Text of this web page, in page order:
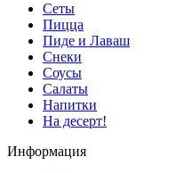
Сеты
Пицца
Пиде и Лаваш
Снеки
Соусы
Салаты
Напитки
На десерт!
Информация